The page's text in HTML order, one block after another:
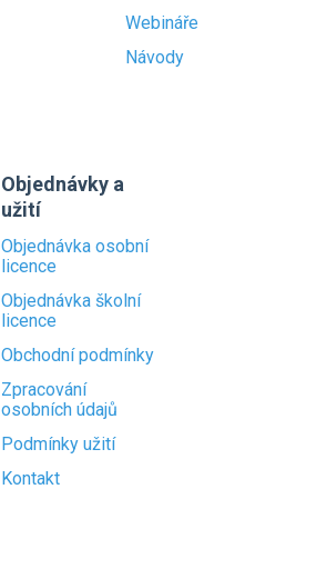
Webináře
Návody
Objednávky a
užití
Objednávka osobní
licence
Objednávka školní
licence
Obchodní podmínky
Zpracování
osobních údajů
Podmínky užití
Kontakt